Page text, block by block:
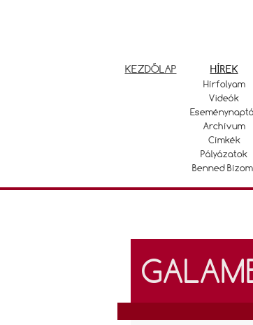
KEZDŐLAP HÍREK
Hírfolyam
Videók
Archívum
Címkék
Pályázatok
Benned